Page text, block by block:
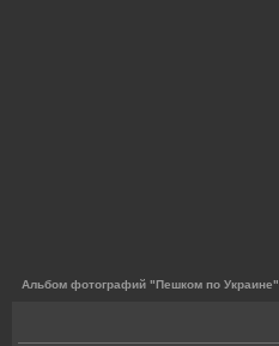
Альбом фотографий "Пешком по Украине"